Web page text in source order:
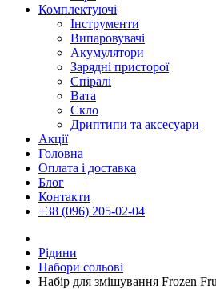
Комплектуючі
Інструменти
Випаровувачі
Акумулятори
Зарядні присторої
Спіралі
Вата
Скло
Дриптипи та аксесуари
Акції
Головна
Оплата і доставка
Блог
Контакти
+38 (096) 205-02-04
Рідини
Набори сольові
Набір для змішування Frozen